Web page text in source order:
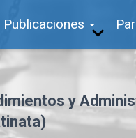
Publicaciones
y